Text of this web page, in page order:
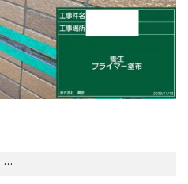
シーリング工事をさせていただきまし